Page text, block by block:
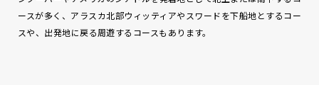
ースが多く、アラスカ北部ウィッティアやスワードを下船地とするコー
スや、出発地に戻る周遊するコースもあります。